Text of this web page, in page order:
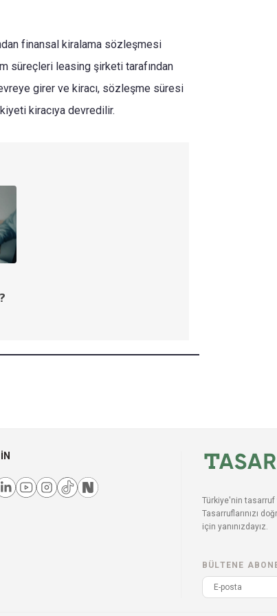
finansal kiralama sözleşmesi
süreçleri leasing şirketi tarafından
girer ve kiracı, sözleşme süresi
kiracıya devredilir.
Türkiye'nin tasarruf
Tasarruflarınızı
için yanınızdayız.
BÜLTENE